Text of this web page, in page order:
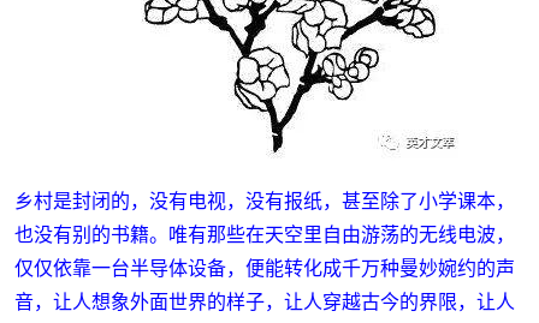
乡村是封闭的，没有电视，没有报纸，甚至除了小学课本，
也没有别的书籍。唯有那些在天空里自由游荡的无线电波，
仅仅依靠一台半导体设备，便能转化成千万种曼妙婉约的声
音，让人想象外面世界的样子，让人穿越古今的界限，让人